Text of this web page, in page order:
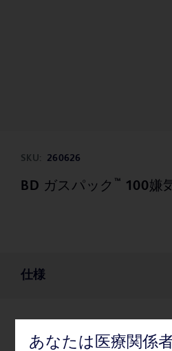
SKU: 260626
BD ガスパック ™ 100嫌
仕様
仕様
あなたは医療関係